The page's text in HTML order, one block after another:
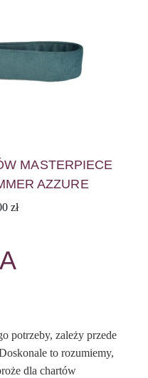
MASTERPIECE
AZZURE
zł
potrzeby, zależy przede
to rozumiemy,
dla chartów